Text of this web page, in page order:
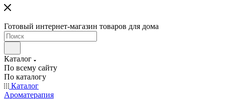
Готовый интернет-магазин товаров для дома
Каталог
По всему сайту
По каталогу
Каталог
Ароматерапия